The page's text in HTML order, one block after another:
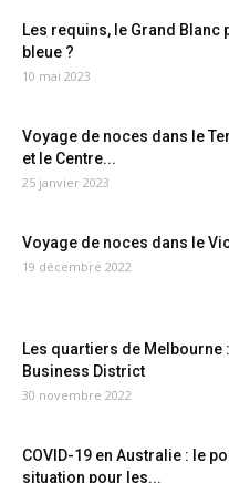
Les requins, le Grand Blanc
bleue ?
10 mai 2023
Voyage de noces dans le
et le Centre...
25 janvier 2023
Voyage de noces dans le
19 décembre 2022
Les quartiers de Melbourne :
Business District
30 novembre 2022
COVID-19 en Australie : le
situation pour les...